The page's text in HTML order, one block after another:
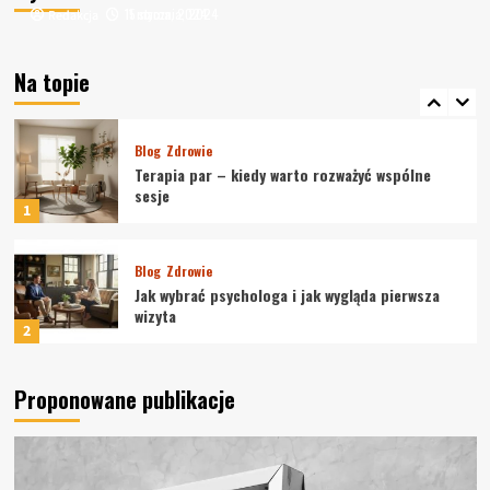
Redakcja
Redakcja
Na topie
5
1
Blog Zdrowie
Terapia par – kiedy warto rozważyć wspólne
sesje
2
Blog Zdrowie
Jak wybrać psychologa i jak wygląda pierwsza
wizyta
Zdrowie
Terapia dzieci i młodzieży — kiedy zgłosić się
z dzieckiem do psychologa?
Proponowane publikacje